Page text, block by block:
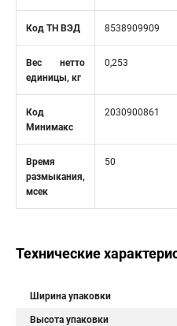
Код ТН ВЭД 8538909909
Вес нетто
единицы, кг
0,253
Код
Минимакс
2030900861
Время
размыкания,
мсек
50
Технические
Ширина упаковки
Высота упаковки